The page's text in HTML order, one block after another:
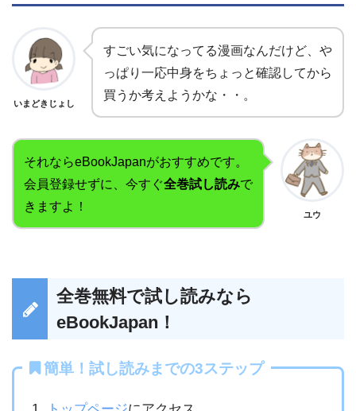
いまどきじょし
すごい気になってる漫画なんだけど、や
っぱり一応中身をちょっと確認してから
買うか考えようかな・・。
それならeBookJapanがおすすめです。
会員登録せずに、今すぐ全巻試し読みで
きますよ！
ユウ
全巻無料で試し読みなら
eBookJapan！
簡単！試し読みまでの3ステップ